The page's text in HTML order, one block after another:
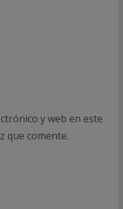
y web en este
que comente.